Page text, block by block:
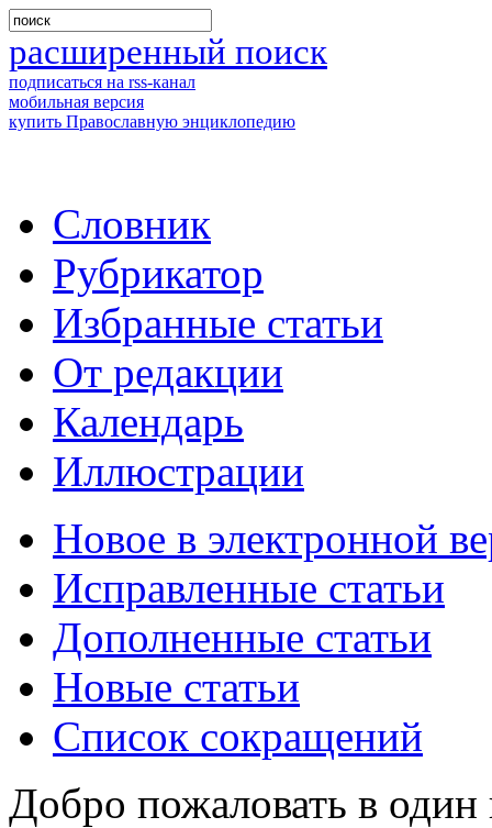
расширенный поиск
подписаться на rss-канал
мобильная версия
купить Православную энциклопедию
Словник
Рубрикатор
Избранные статьи
От редакции
Календарь
Иллюстрации
Новое в электронной
Исправленные статьи
Дополненные статьи
Новые статьи
Список сокращений
Добро пожаловать в